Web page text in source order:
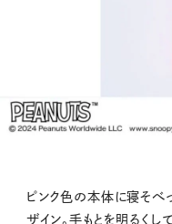
ピンク色の本体に寝そべ
ザイン。手もとを明るくし